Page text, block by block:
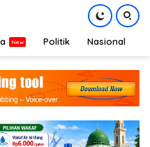
Politik Nasional